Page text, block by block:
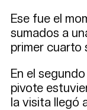
Ese fue el
sumados a
primer cuarto
En el
pivote
la visita llegó